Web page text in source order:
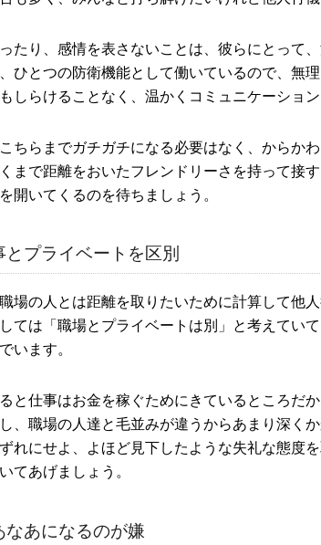
たり、感情を表さないことは、彼らにとって
ひとつの防衛機能として働いているので、無
しらけることなく、温かくコミュニケーション
ちらまでガチガチになる必要はなく、からか
まで距離をおいたフレンドリーさを持って接
開いてくるのを待ちましょう。
とプライベートを区別
場の人とは距離を取りたいために計算して他
ては「職場とプライベートは別」と考えてい
います。
と仕事はお金を稼ぐためにきているところだ
、職場の人達と毛並みが違うからあまり深く
れにせよ、よほど見下したような失礼な態度
てあげましょう。
なあになるのが嫌